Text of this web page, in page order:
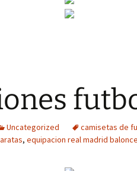
Uncategorized camisetas de
, equipacion real madrid